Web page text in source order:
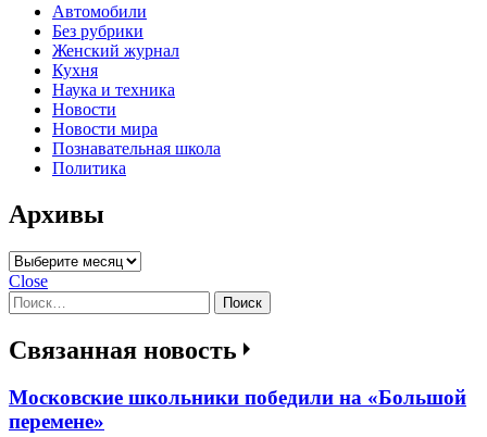
Автомобили
Без рубрики
Женский журнал
Кухня
Наука и техника
Новости
Новости мира
Познавательная школа
Политика
Архивы
Архивы
Close
Найти:
Связанная новость
Московские школьники победили на «Большой
перемене»